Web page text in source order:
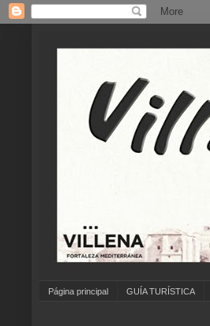
Página principal GUÍA TURÍSTICA